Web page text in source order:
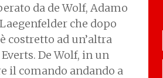
da de Wolf, Adamo
che dopo
costretto ad un’altra
De Wolf, in un
il comando andando a